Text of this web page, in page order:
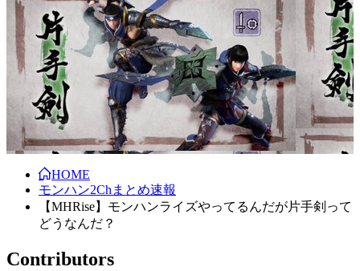
HOME
モンハン2Chまとめ速報
【MHRise】モンハンライズやってるんだが片手剣って
どうなんだ？
Contributors